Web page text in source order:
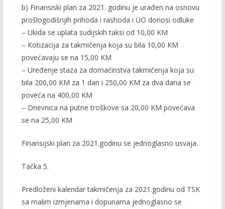
b) Finansiski plan za 2021. godinu je urađen na osnovu
prošlogodišnjih prihoda i rashoda i UO donosi odluke
– Ukida se uplata sudijskih taksi od 10,00 KM
– Kotizacija za takmičenja koja su bila 10,00 KM
povećavaju se na 15,00 KM
– Uređenje staza za domaćinstva takmičenja koja su
bila 200,00 KM za 1 dan i 250,00 KM za dva dana se
poveća na 400,00 KM
– Dnevnica na putne troškove sa 20,00 KM povećava
se na 25,00 KM
Finansijski plan za 2021.godinu se jednoglasno usvaja.
Tačka 5.
Predloženi kalendar takmičenja za 2021.godinu od TSK
sa malim izmjenama i dopunama jednoglasno se